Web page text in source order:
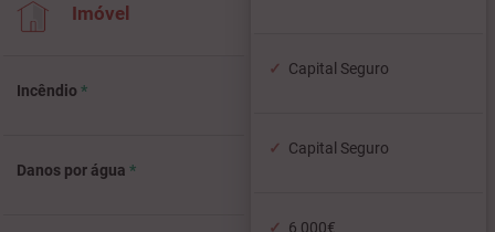
Imóvel
Incêndio *
Danos por água *
Capital Seguro
Capital Seguro
6 000€